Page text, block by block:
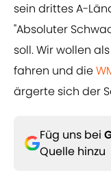
sein drittes A-
"Absoluter
soll. Wir wollen
fahren und die
ärgerte sich der
Füg uns bei
Quelle hinzu